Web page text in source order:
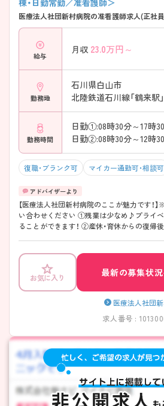
棟・日勤常勤／准看護師＞
医療法人社団新村病院の准看護師求人(正社
給与
月収 23.0万円～
勤務地
石川県白山市
北陸鉄道石川線「鶴来駅
勤務時間
日勤①:08時30分～17時30
日勤②:08時30分～12時30
復職・ブランク可 マイカー通勤可・相談可
【医療法人社団新村病院のここが魅力です！
い合わせください ①残業は少なめ♪プライ
ることができます！ ②産休・育休からの復帰
ヶ月分と高いです！
お気に入り
最新の募集状
医療法人社団
求人番号 :